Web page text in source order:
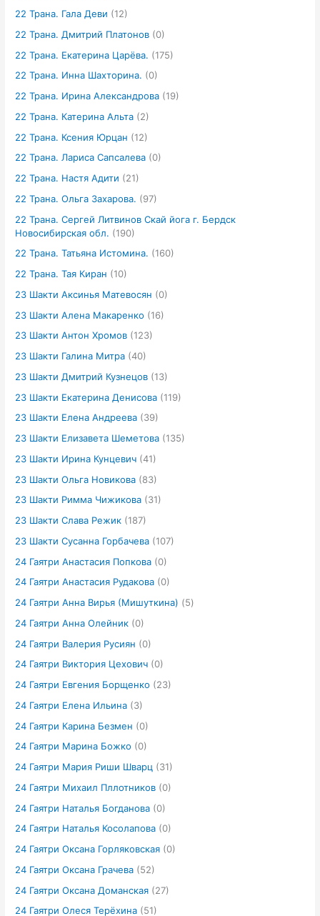
22 Трана. Гала Деви (12)
22 Трана. Дмитрий Платонов (0)
22 Трана. Екатерина Царёва. (175)
22 Трана. Инна Шахторина. (0)
22 Трана. Ирина Александрова (19)
22 Трана. Катерина Альта (2)
22 Трана. Ксения Юрцан (12)
22 Трана. Лариса Сапсалева (0)
22 Трана. Настя Адити (21)
22 Трана. Ольга Захарова. (97)
22 Трана. Сергей Литвинов Скай йога г. Бердск
Новосибирская обл. (190)
22 Трана. Татьяна Истомина. (160)
22 Трана. Тая Киран (10)
23 Шакти Аксинья Матевосян (0)
23 Шакти Алена Макаренко (16)
23 Шакти Антон Хромов (123)
23 Шакти Галина Митра (40)
23 Шакти Дмитрий Кузнецов (13)
23 Шакти Екатерина Денисова (119)
23 Шакти Елена Андреева (39)
23 Шакти Елизавета Шеметова (135)
23 Шакти Ирина Кунцевич (41)
23 Шакти Ольга Новикова (83)
23 Шакти Римма Чижикова (31)
23 Шакти Слава Режик (187)
23 Шакти Сусанна Горбачева (107)
24 Гаятри Анастасия Попкова (0)
24 Гаятри Анастасия Рудакова (0)
24 Гаятри Анна Вирья (Мишуткина) (5)
24 Гаятри Анна Олейник (0)
24 Гаятри Валерия Русиян (0)
24 Гаятри Виктория Цехович (0)
24 Гаятри Евгения Борщенко (23)
24 Гаятри Елена Ильина (3)
24 Гаятри Карина Безмен (0)
24 Гаятри Марина Божко (0)
24 Гаятри Мария Риши Шварц (31)
24 Гаятри Михаил Пллотников (0)
24 Гаятри Наталья Богданова (0)
24 Гаятри Наталья Косолапова (0)
24 Гаятри Оксана Горляковская (0)
24 Гаятри Оксана Грачева (52)
24 Гаятри Оксана Доманская (27)
24 Гаятри Олеся Терёхина (51)